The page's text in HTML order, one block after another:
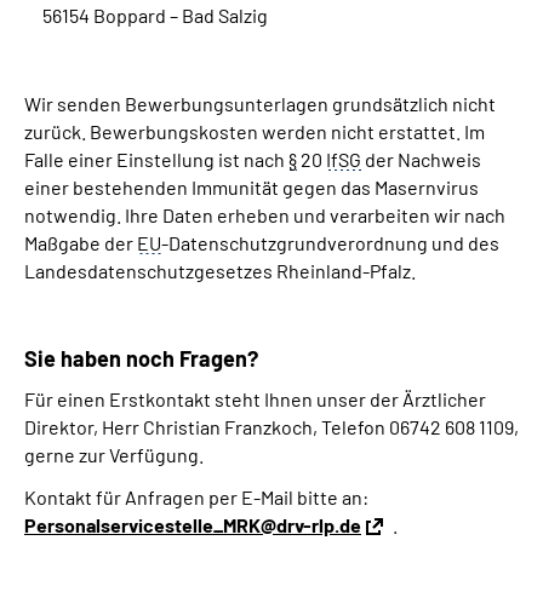
56154 Boppard – Bad Salzig
Wir senden Bewerbungsunterlagen grundsätzlich nicht
zurück. Bewerbungskosten werden nicht erstattet. Im
Falle einer Einstellung ist nach § 20 IfSG der Nachweis
einer bestehenden Immunität gegen das Masernvirus
notwendig. Ihre Daten erheben und verarbeiten wir nach
Maßgabe der EU-Datenschutzgrundverordnung und des
Landesdatenschutzgesetzes Rheinland-Pfalz.
Sie haben noch Fragen?
Für einen Erstkontakt steht Ihnen unser der Ärztlicher
Direktor, Herr Christian Franzkoch, Telefon 06742 608 1109,
gerne zur Verfügung.
Kontakt für Anfragen per E-Mail bitte an:
Personalservicestelle_MRK@drv-rlp.de